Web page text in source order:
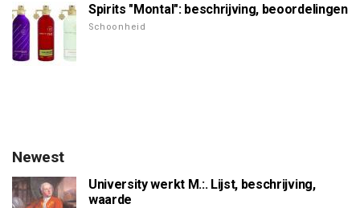
Spirits "Montal": beschrijving, beoordelingen
Schoonheid
Newest
University werkt M.:. Lijst, beschrijving,
waarde